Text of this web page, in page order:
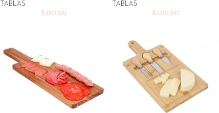
TABLAS
$350.00
TABLAS
$400.00